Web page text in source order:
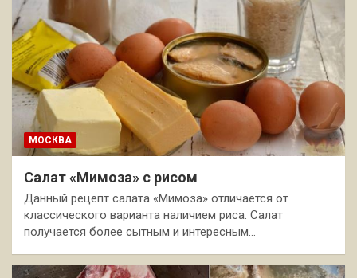
МОСКВА
Салат «Мимоза» с рисом
Данный рецепт салата «Мимоза» отличается от
классического варианта наличием риса. Салат
получается более сытным и интересным…